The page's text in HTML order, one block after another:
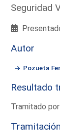
Seguridad
Autor
Pozueta
Resultado
Tramitado